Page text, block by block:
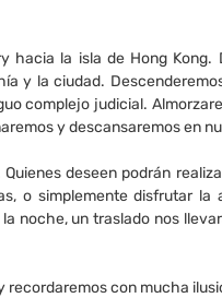
la isla de Hong Kong.
y la ciudad.
complejo judicial.
y descansaremos en
deseen podrán
o simplemente disfrutar
noche, un traslado nos
recordaremos con mucha